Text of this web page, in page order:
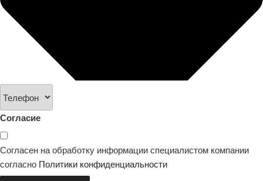
Согласие
Согласен на обработку информации специалистом компании
согласно Политики конфиденциальности